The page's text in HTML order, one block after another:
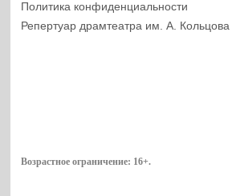
Политика конфиденциальности
Репертуар драмтеатра им. А. Кольцова
Возрастное ограничение: 16+.